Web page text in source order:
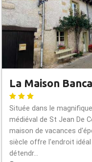
La Maison
Située dans le
médiéval de St Jean De
maison de vacances
siècle offre l'endroit
détendr...